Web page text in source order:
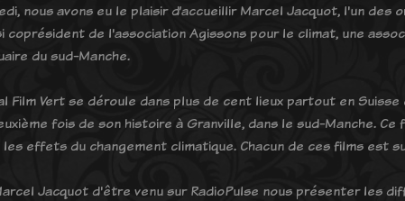
nous avons eu le plaisir d’accueillir Marcel Jacquot, l'un des
coprésident de l'association Agissons pour le climat, une
du sud-Manche.
Film Vert se déroule dans plus de cent lieux partout en Suisse
fois de son histoire à Granville, dans le sud-Manche.
effets du changement climatique. Chacun de ces films est
Jacquot d'être venu sur RadioPulse nous présenter les